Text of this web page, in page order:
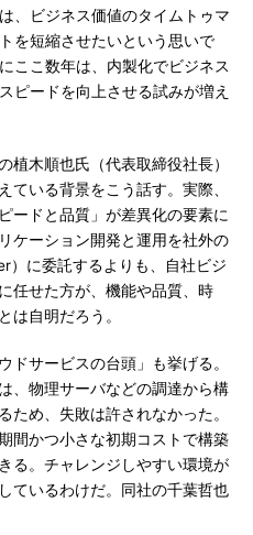
、ビジネス価値のタイムトゥマ
を短縮させたいという思いで
ここ数年は、内製化でビジネス
ピードを向上させる試みが増え
木順也氏（代表取締役社長）
ている背景をこう話す。実際、
ードと品質」が差異化の要素に
ケーション開発と運用を社外の
）に委託するよりも、自社ビジ
任せた方が、機能や品質、時
は自明だろう。
サービスの台頭」も挙げる。
、物理サーバなどの調達から構
ため、失敗は許されなかった。
間かつ小さな初期コストで構築
る。チャレンジしやすい環境が
ているわけだ。同社の千葉哲也